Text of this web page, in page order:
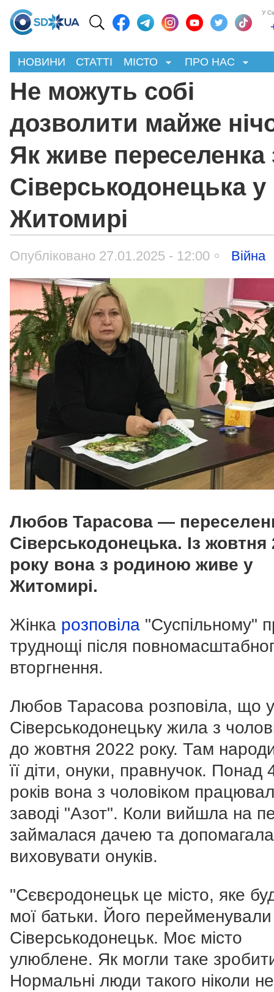
У
НОВИНИ СТАТТІ МІСТО ПРО НАС
Не можуть собі
дозволити майже
Як живе переселенка
Сіверськодонецька у
Житомирі
Опубліковано 27.01.2025 - 12:00 Війна
Любов Тарасова —
Сіверськодонецька. Із жовтня
року вона з родиною живе у
Житомирі.
Жінка розповіла "Суспільному"
труднощі після
вторгнення.
Любов Тарасова розповіла, що у
Сіверськодонецьку жила з
до жовтня 2022 року. Там
її діти, онуки, правнучок. Понад
років вона з чоловіком
заводі "Азот". Коли вийшла на
займалася дачею та допомагала
виховувати онуків.
"Сєвєродонецьк це місто, яке
мої батьки. Його
Сіверськодонецьк. Моє місто
улюблене. Як могли таке
Нормальні люди такого ніколи не